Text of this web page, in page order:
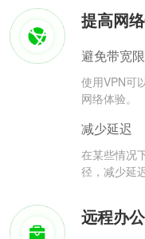
提高网
避免带宽
使用VPN可
网络体验。
减少延迟
在某些情况
径，减少延
远程办